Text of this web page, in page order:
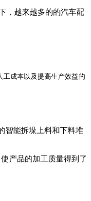
，越来越多的的汽车配
工成本以及提高生产效益的
能拆垛上料和下料堆
产品的加工质量得到了